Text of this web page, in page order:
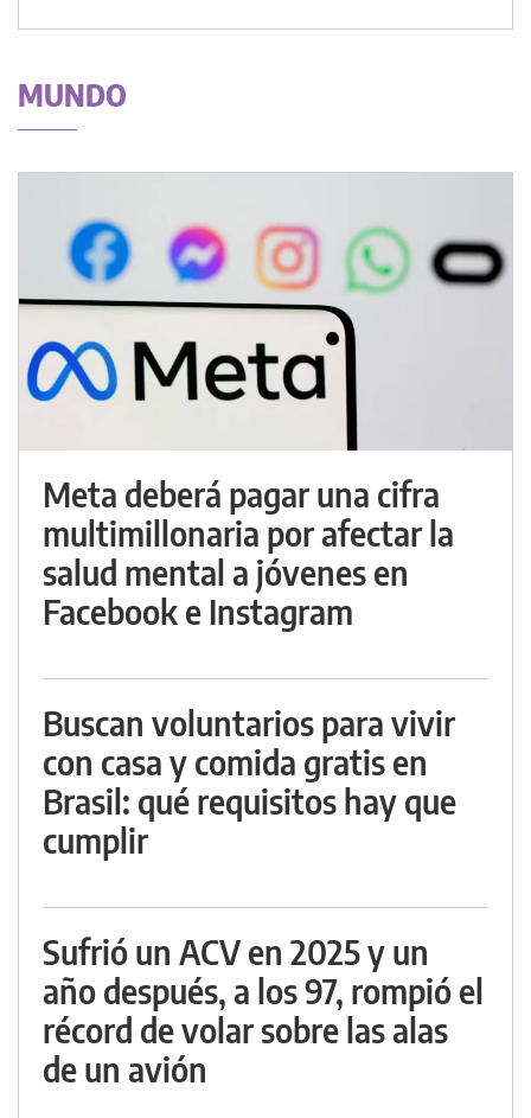
MUNDO
Meta deberá pagar una cifra
multimillonaria por afectar la
salud mental a jóvenes en
Facebook e Instagram
Buscan voluntarios para vivir
con casa y comida gratis en
Brasil: qué requisitos hay que
cumplir
Sufrió un ACV en 2025 y un
año después, a los 97, rompió el
récord de volar sobre las alas
de un avión